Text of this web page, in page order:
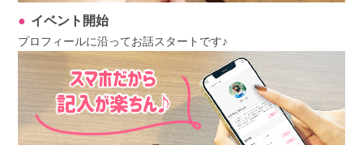
イベント開始
プロフィールに沿ってお話スタートです♪